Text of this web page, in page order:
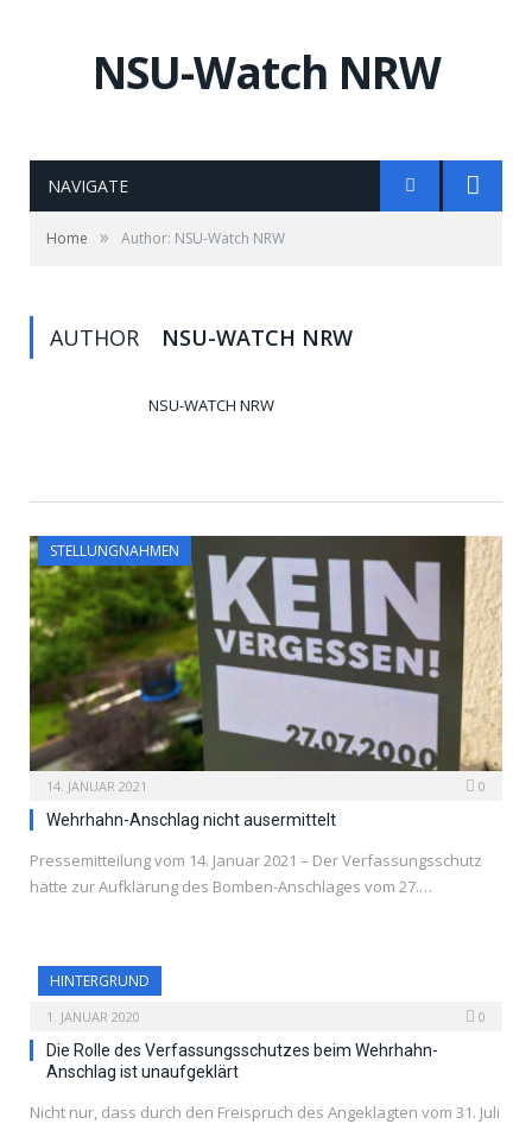
NSU-Watch NRW
NAVIGATE
Home » Author: NSU-Watch NRW
AUTHOR NSU-WATCH NRW
NSU-WATCH NRW
STELLUNGNAHMEN
14. JANUAR 2021 0
Wehrhahn-Anschlag nicht ausermittelt
Pressemitteilung vom 14. Januar 2021 – Der Verfassungsschutz
hätte zur Aufklärung des Bomben-Anschlages vom 27.…
HINTERGRUND
1. JANUAR 2020 0
Die Rolle des Verfassungsschutzes beim Wehrhahn-
Anschlag ist unaufgeklärt
Nicht nur, dass durch den Freispruch des Angeklagten vom 31. Juli